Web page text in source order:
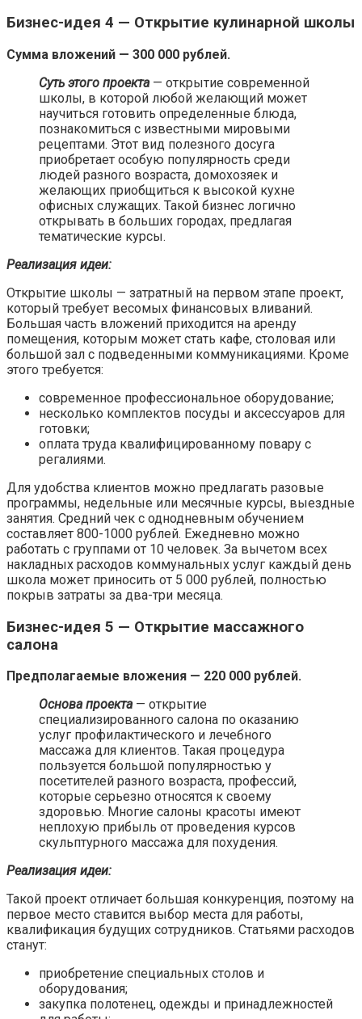
Бизнес-идея 4 — Открытие кулинарной школы
Сумма вложений — 300 000 рублей.
Суть этого проекта — открытие современной
школы, в которой любой желающий может
научиться готовить определенные блюда,
познакомиться с известными мировыми
рецептами. Этот вид полезного досуга
приобретает особую популярность среди
людей разного возраста, домохозяек и
желающих приобщиться к высокой кухне
офисных служащих. Такой бизнес логично
открывать в больших городах, предлагая
тематические курсы.
Реализация идеи:
Открытие школы — затратный на первом этапе проект,
который требует весомых финансовых вливаний.
Большая часть вложений приходится на аренду
помещения, которым может стать кафе, столовая или
большой зал с подведенными коммуникациями. Кроме
этого требуется:
современное профессиональное оборудование;
несколько комплектов посуды и аксессуаров для
готовки;
оплата труда квалифицированному повару с
регалиями.
Для удобства клиентов можно предлагать разовые
программы, недельные или месячные курсы, выездные
занятия. Средний чек с однодневным обучением
составляет 800-1000 рублей. Ежедневно можно
работать с группами от 10 человек. За вычетом всех
накладных расходов коммунальных услуг каждый день
школа может приносить от 5 000 рублей, полностью
покрыв затраты за два-три месяца.
Бизнес-идея 5 — Открытие массажного
салона
Предполагаемые вложения — 220 000 рублей.
Основа проекта — открытие
специализированного салона по оказанию
услуг профилактического и лечебного
массажа для клиентов. Такая процедура
пользуется большой популярностью у
посетителей разного возраста, профессий,
которые серьезно относятся к своему
здоровью. Многие салоны красоты имеют
неплохую прибыль от проведения курсов
скульптурного массажа для похудения.
Реализация идеи:
Такой проект отличает большая конкуренция, поэтому на
первое место ставится выбор места для работы,
квалификация будущих сотрудников. Статьями расходов
станут:
приобретение специальных столов и
оборудования;
закупка полотенец, одежды и принадлежностей